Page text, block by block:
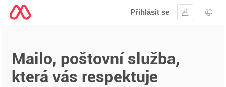
Přihlásit se
Přihlásit se
Mailo, poštovní služba,
která vás respektuje